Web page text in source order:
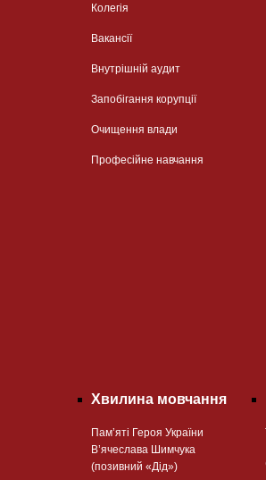
Колегія
Вакансії
Внутрішній аудит
Запобігання корупції
Очищення влади
Професійне навчання
Хвилина мовчання
Пам’яті Героя України
В’ячеслава Шимчука
(позивний «Дід»)